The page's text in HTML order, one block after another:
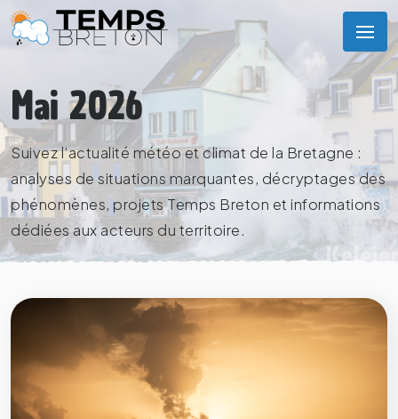
Mai 2026
Suivez l’actualité météo et climat de la Bretagne :
analyses de situations marquantes, décryptages des
phénomènes, projets Temps Breton et informations
dédiées aux acteurs du territoire.